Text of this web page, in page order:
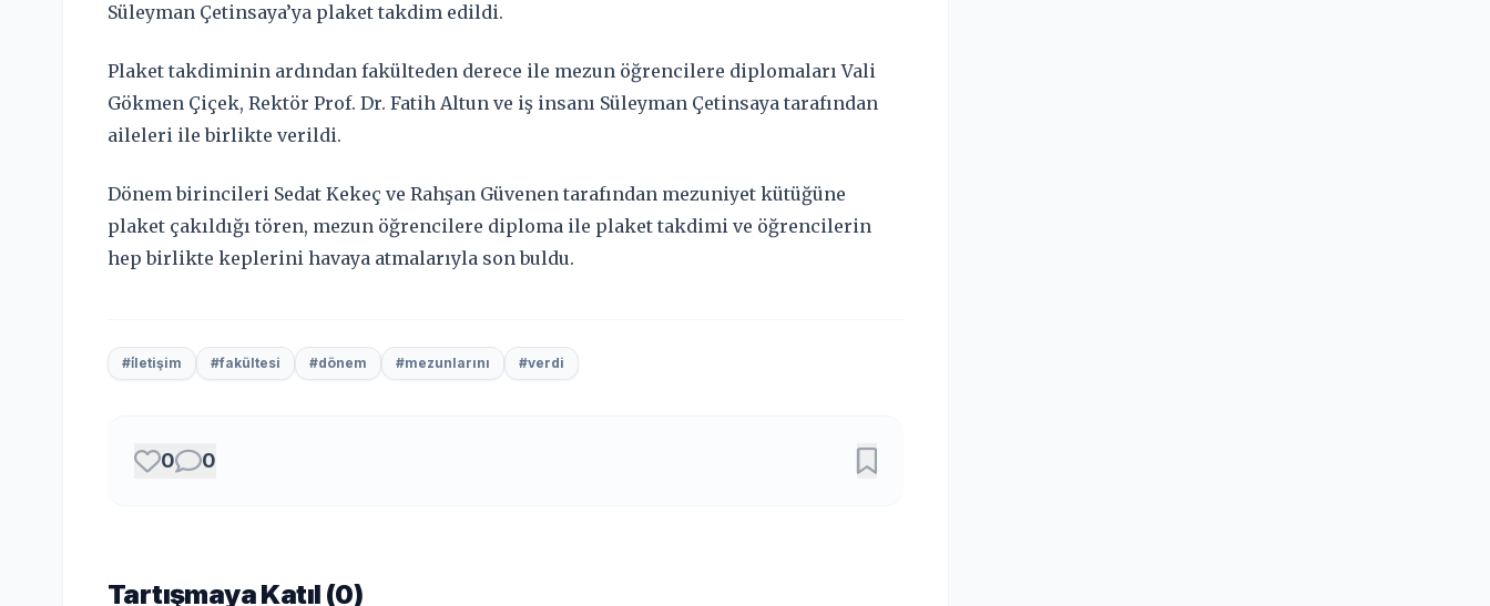
Süleyman Çetinsaya’ya plaket takdim edildi.
Plaket takdiminin ardından fakülteden derece ile mezun öğrencilere diplomaları Vali
Gökmen Çiçek, Rektör Prof. Dr. Fatih Altun ve iş insanı Süleyman Çetinsaya tarafından
aileleri ile birlikte verildi.
Dönem birincileri Sedat Kekeç ve Rahşan Güvenen tarafından mezuniyet kütüğüne
plaket çakıldığı tören, mezun öğrencilere diploma ile plaket takdimi ve öğrencilerin
hep birlikte keplerini havaya atmalarıyla son buldu.
#i̇letişim #fakültesi #dönem #mezunlarını #verdi
0 0
Tartışmaya Katıl (0)